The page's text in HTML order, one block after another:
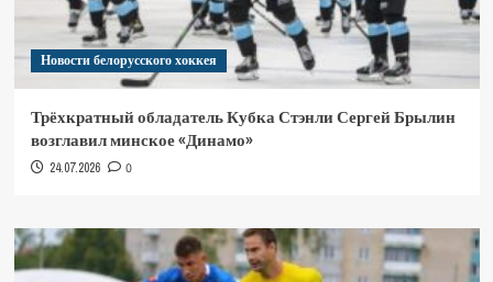
Новости белорусского хоккея
Трёхкратный обладатель Кубка Стэнли Сергей Брылин
возглавил минское «Динамо»
24.07.2026 0